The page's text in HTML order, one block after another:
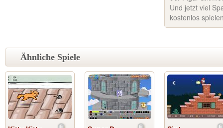
Und jetzt viel
kostenlos
Ähnliche Spiele